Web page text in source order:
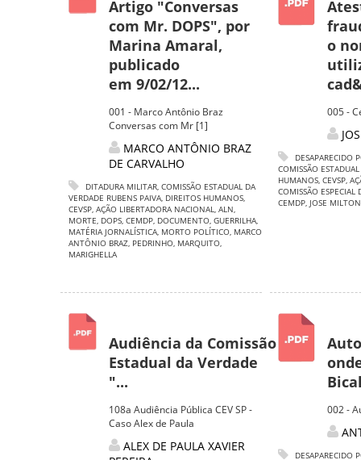
Artigo "Conversas
com Mr. DOPS", por
Marina Amaral,
publicado
em 9/02/12...
001 - Marco Antônio Braz
Conversas com Mr [1]
MARCO ANTÔNIO BRAZ
DE CARVALHO
DITADURA MILITAR, COMISSÃO ESTADUAL DA
VERDADE RUBENS PAIVA, DIREITOS HUMANOS,
CEVSP, AÇÃO LIBERTADORA NACIONAL, ALN,
MORTE, DOPS, CEMDP, DOCUMENTO, GUERRILHA,
MATÉRIA JORNALÍSTICA, MORTO POLÍTICO, MARCO
ANTÔNIO BRAZ, PEDRINHO, MARQUITO,
MARIGHELLA
o
005 -
DESAPARECIDO
COMISSÃO
HUMANOS, CEVSP,
COMISSÃO ESPECIAL
CEMDP, JOSE
Audiência da Comissão
Estadual da Verdade
"...
108a Audiência Pública CEV SP -
Caso Alex de Paula
ALEX DE PAULA XAVIER
002 -
DESAPARECIDO